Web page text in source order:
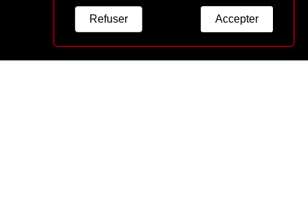
Accepter
Refuser